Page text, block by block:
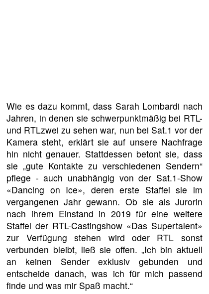
Wie es dazu kommt, dass Sarah Lombardi nach
Jahren, in denen sie schwerpunktmäßig bei RTL-
und RTLzwei zu sehen war, nun bei Sat.1 vor der
Kamera steht, erklärt sie auf unsere Nachfrage
hin nicht genauer. Stattdessen betont sie, dass
sie „gute Kontakte zu verschiedenen Sendern“
pflege - auch unabhängig von der Sat.1-Show
«Dancing on Ice», deren erste Staffel sie im
vergangenen Jahr gewann. Ob sie als Jurorin
nach ihrem Einstand in 2019 für eine weitere
Staffel der RTL-Castingshow «Das Supertalent»
zur Verfügung stehen wird oder RTL sonst
verbunden bleibt, ließ sie offen. „Ich bin aktuell
an keinen Sender exklusiv gebunden und
entscheide danach, was ich für mich passend
finde und was mir Spaß macht.“